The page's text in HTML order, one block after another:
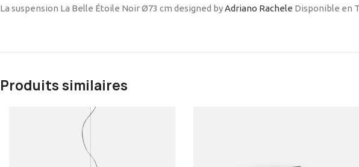
La suspension La Belle Étoile Noir Ø73 cm designed byAdriano Rachele Disponible en
Produits similaires